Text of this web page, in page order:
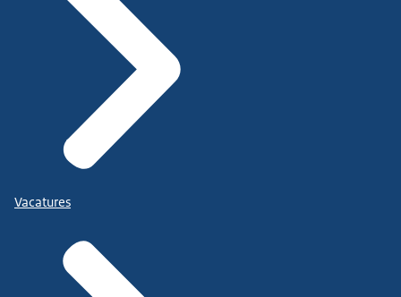
Vacatures